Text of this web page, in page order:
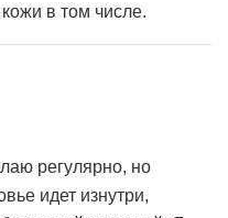
в том числе.
регулярно, но
идет изнутри,